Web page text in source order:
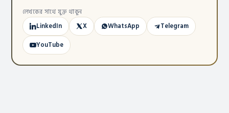
লেখকের সাথে যুক্ত থাকুন
LinkedIn X WhatsApp
Telegram
YouTube